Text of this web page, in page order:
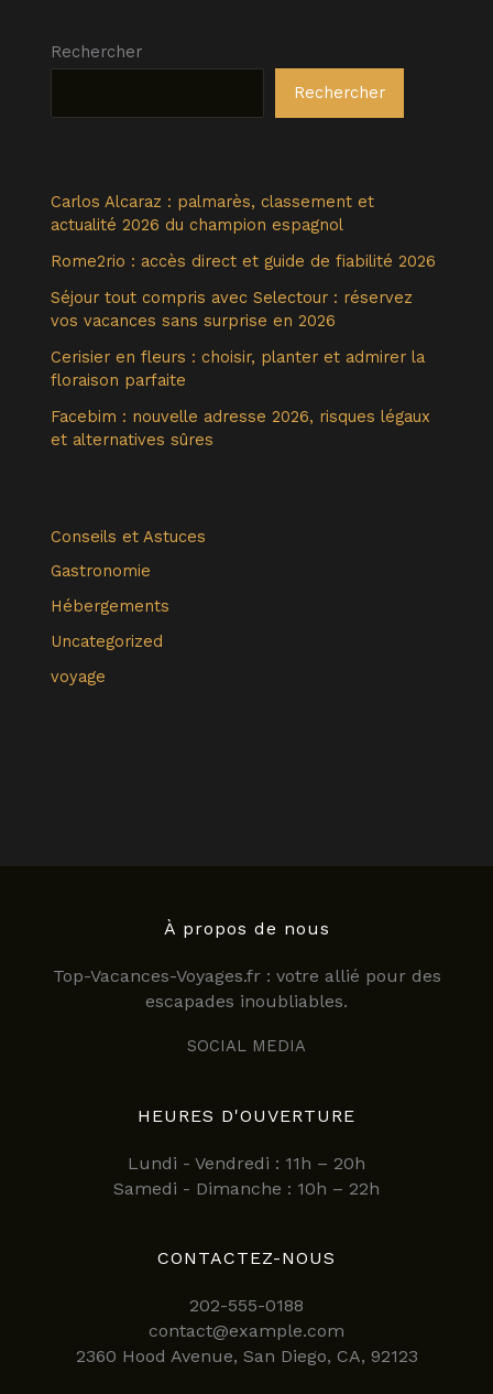
Rechercher
Rechercher
Carlos Alcaraz : palmarès, classement et
actualité 2026 du champion espagnol
Rome2rio : accès direct et guide de fiabilité 2026
Séjour tout compris avec Selectour : réservez
vos vacances sans surprise en 2026
Cerisier en fleurs : choisir, planter et admirer la
floraison parfaite
Facebim : nouvelle adresse 2026, risques légaux
et alternatives sûres
Conseils et Astuces
Gastronomie
Hébergements
Uncategorized
voyage
À propos de nous
Top-Vacances-Voyages.fr : votre allié pour des
escapades inoubliables.
SOCIAL MEDIA
HEURES D'OUVERTURE
Lundi - Vendredi : 11h – 20h
Samedi - Dimanche : 10h – 22h
CONTACTEZ-NOUS
202-555-0188
contact@example.com
2360 Hood Avenue, San Diego, CA, 92123